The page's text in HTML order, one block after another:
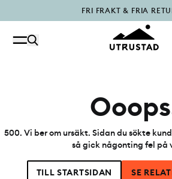
FRI FRAKT & FRIA
PÅFYLLT I OUTLET
500. Vi ber om ursäkt. Sidan du sökte
så gick någonting fel på
TILL STARTSIDAN SE